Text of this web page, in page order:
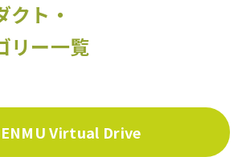
クト・
リー一覧
Virtual Drive